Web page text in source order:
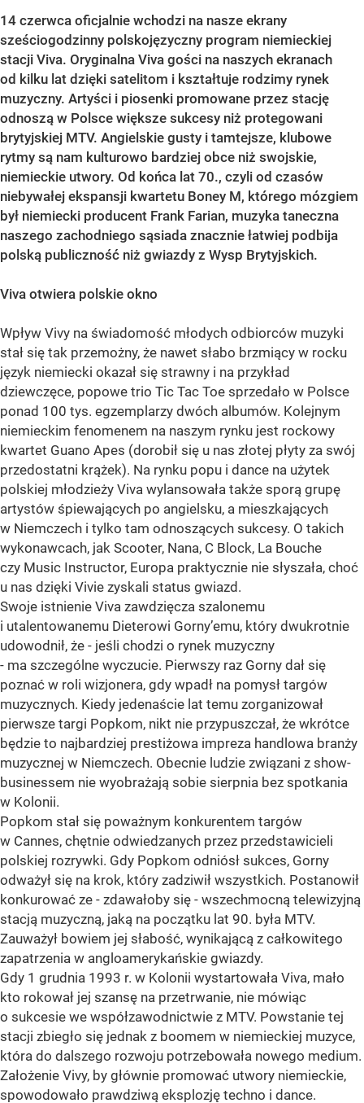
14 czerwca oficjalnie wchodzi na nasze ekrany
sześciogodzinny polskojęzyczny program niemieckiej
stacji Viva. Oryginalna Viva gości na naszych ekranach
od kilku lat dzięki satelitom i kształtuje rodzimy rynek
muzyczny. Artyści i piosenki promowane przez stację
odnoszą w Polsce większe sukcesy niż protegowani
brytyjskiej MTV. Angielskie gusty i tamtejsze, klubowe
rytmy są nam kulturowo bardziej obce niż swojskie,
niemieckie utwory. Od końca lat 70., czyli od czasów
niebywałej ekspansji kwartetu Boney M, którego mózgiem
był niemiecki producent Frank Farian, muzyka taneczna
naszego zachodniego sąsiada znacznie łatwiej podbija
polską publiczność niż gwiazdy z Wysp Brytyjskich.
Viva otwiera polskie okno
Wpływ Vivy na świadomość młodych odbiorców muzyki
stał się tak przemożny, że nawet słabo brzmiący w rocku
język niemiecki okazał się strawny i na przykład
dziewczęce, popowe trio Tic Tac Toe sprzedało w Polsce
ponad 100 tys. egzemplarzy dwóch albumów. Kolejnym
niemieckim fenomenem na naszym rynku jest rockowy
kwartet Guano Apes (dorobił się u nas złotej płyty za swój
przedostatni krążek). Na rynku popu i dance na użytek
polskiej młodzieży Viva wylansowała także sporą grupę
artystów śpiewających po angielsku, a mieszkających
w Niemczech i tylko tam odnoszących sukcesy. O takich
wykonawcach, jak Scooter, Nana, C Block, La Bouche
czy Music Instructor, Europa praktycznie nie słyszała, choć
u nas dzięki Vivie zyskali status gwiazd.
Swoje istnienie Viva zawdzięcza szalonemu
i utalentowanemu Dieterowi Gorny’emu, który dwukrotnie
udowodnił, że - jeśli chodzi o rynek muzyczny
- ma szczególne wyczucie. Pierwszy raz Gorny dał się
poznać w roli wizjonera, gdy wpadł na pomysł targów
muzycznych. Kiedy jedenaście lat temu zorganizował
pierwsze targi Popkom, nikt nie przypuszczał, że wkrótce
będzie to najbardziej prestiżowa impreza handlowa branży
muzycznej w Niemczech. Obecnie ludzie związani z show-
businessem nie wyobrażają sobie sierpnia bez spotkania
w Kolonii.
Popkom stał się poważnym konkurentem targów
w Cannes, chętnie odwiedzanych przez przedstawicieli
polskiej rozrywki. Gdy Popkom odniósł sukces, Gorny
odważył się na krok, który zadziwił wszystkich. Postanowił
konkurować ze - zdawałoby się - wszechmocną telewizyjną
stacją muzyczną, jaką na początku lat 90. była MTV.
Zauważył bowiem jej słabość, wynikającą z całkowitego
zapatrzenia w angloamerykańskie gwiazdy.
Gdy 1 grudnia 1993 r. w Kolonii wystartowała Viva, mało
kto rokował jej szansę na przetrwanie, nie mówiąc
o sukcesie we współzawodnictwie z MTV. Powstanie tej
stacji zbiegło się jednak z boomem w niemieckiej muzyce,
która do dalszego rozwoju potrzebowała nowego medium.
Założenie Vivy, by głównie promować utwory niemieckie,
spowodowało prawdziwą eksplozję techno i dance.